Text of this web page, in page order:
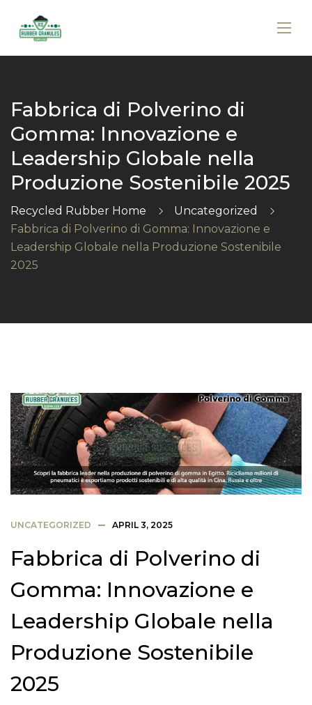
Fabbrica di Polverino di
Gomma: Innovazione e
Leadership Globale nella
Produzione Sostenibile 2025
Recycled Rubber Home
Uncategorized
Fabbrica di Polverino di Gomma: Innovazione e
Leadership Globale nella Produzione Sostenibile
2025
UNCATEGORIZED APRIL 3, 2025
Fabbrica di Polverino di
Gomma: Innovazione e
Leadership Globale nella
Produzione Sostenibile
2025